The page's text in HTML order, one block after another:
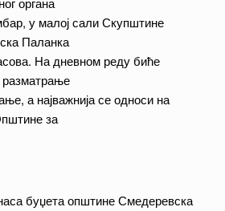
у малој сали Скупштине
Паланка
На дневном реду биће
разматрање
а најважнија се односи на
за
буџета општине Смедеревска